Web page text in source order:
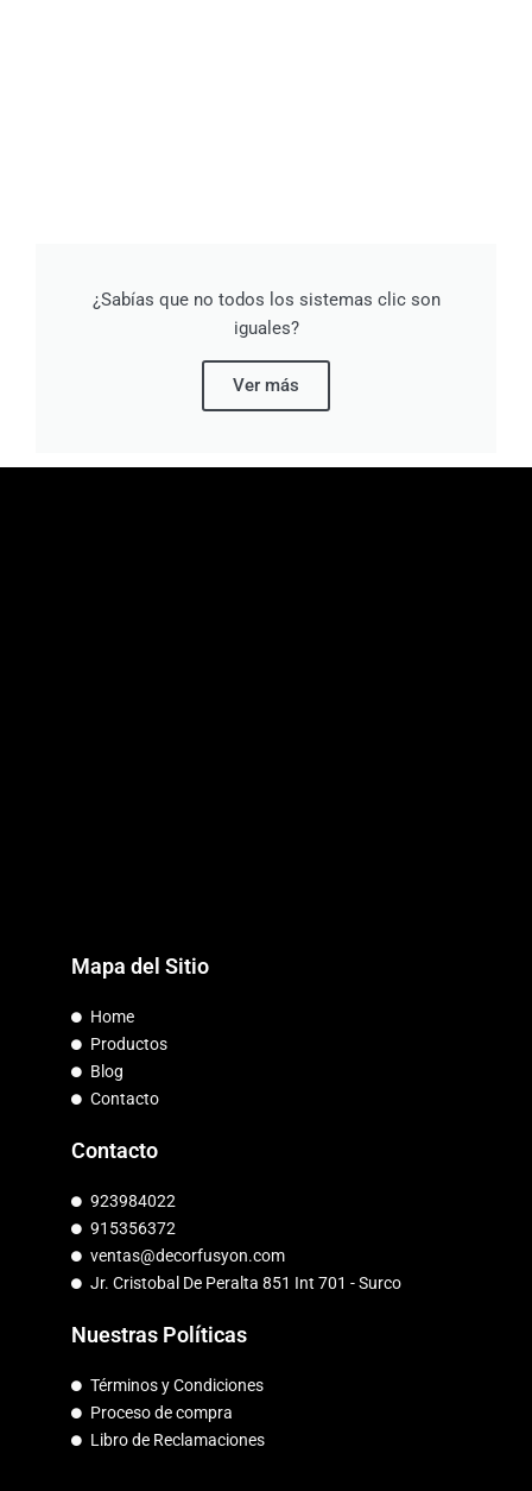
¿Sabías que no todos los sistemas clic son
iguales?
Ver más
Mapa del Sitio
Home
Productos
Blog
Contacto
Contacto
923984022
915356372
ventas@decorfusyon.com
Jr. Cristobal De Peralta 851 Int 701 - Surco
Nuestras Políticas
Términos y Condiciones
Proceso de compra
Libro de Reclamaciones